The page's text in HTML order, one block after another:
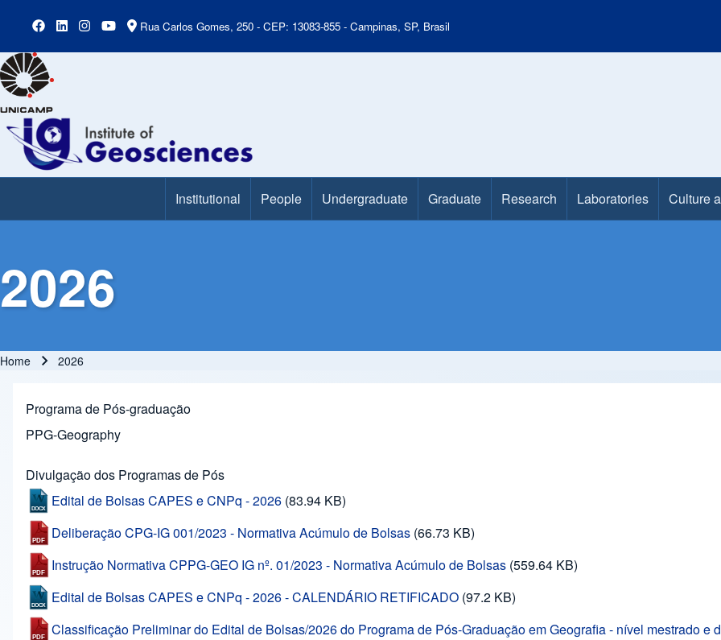
Rua Carlos Gomes, 250 - CEP: 13083-855 - Campinas, SP, Brasil
Main Menu Institutional People Undergraduate Graduate Research Laboratories Culture
2026
Home 2026
Programa de Pós-graduação
PPG-Geography
Divulgação dos Programas de Pós
Edital de Bolsas CAPES e CNPq - 2026 (83.94 KB)
Deliberação CPG-IG 001/2023 - Normativa Acúmulo de Bolsas (66.73 KB)
Instrução Normativa CPPG-GEO IG nº. 01/2023 - Normativa Acúmulo de Bolsas (559.64 KB)
Edital de Bolsas CAPES e CNPq - 2026 - CALENDÁRIO RETIFICADO (97.2 KB)
Classificação Preliminar do Edital de Bolsas/2026 do Programa de Pós-Graduação em Geografia - nível mestrado e